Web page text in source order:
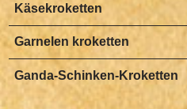
Käsekroketten
Garnelen kroketten
Ganda-Schinken-Kroketten